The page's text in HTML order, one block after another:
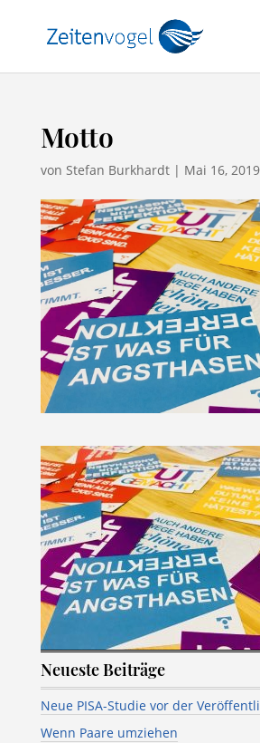
Motto
von Stefan Burkhardt| Mai 16, 2019
Neueste Beiträge
Neue PISA-Studie vor der
Wenn Paare umziehen